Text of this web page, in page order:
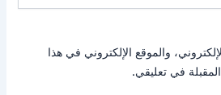
والموقع الإلكتروني في هذا
في تعليقي.